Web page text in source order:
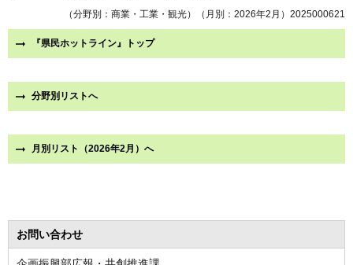
（分野別：商業・工業・観光）（月別：2026年2月）2025000621
『県民ホットライン』トップ
分野別リストへ
月別リスト（2026年2月）へ
お問い合わせ